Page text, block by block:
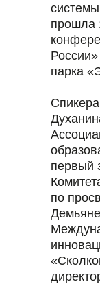
прошла
парка
первый
по